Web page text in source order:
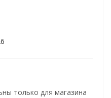
только для магазина